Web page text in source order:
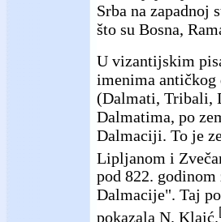
Srba na zapadnoj
što su Bosna,
U vizantijskim
imenima
(Dalmati, Tribali,
Dalmatima, po
Dalmaciji. To je
Lipljanom i
pod 822.
Dalmacije". Taj
pokazala N. Klaić.